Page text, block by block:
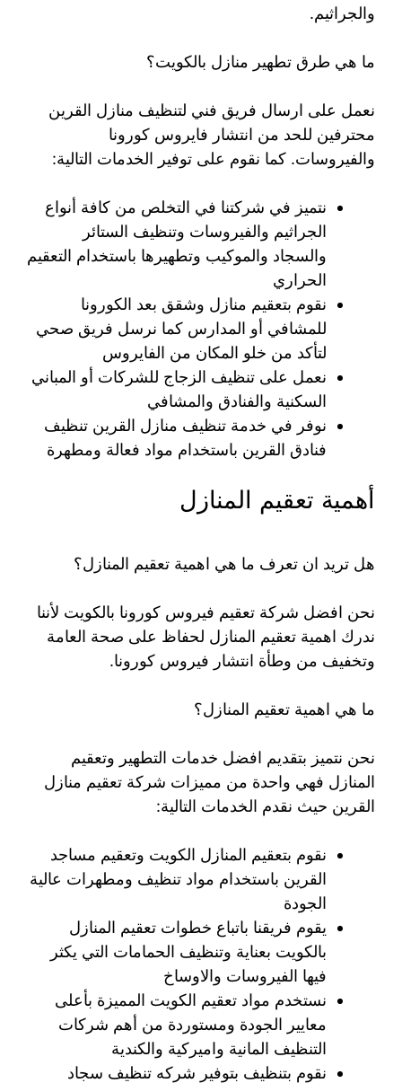
والجراثيم.
ما هي طرق تطهير منازل بالكويت؟
نعمل على ارسال فريق فني لتنظيف منازل القرين
محترفين للحد من انتشار فايروس كورونا
والفيروسات. كما نقوم على توفير الخدمات التالية:
نتميز في شركتنا في التخلص من كافة أنواع
الجراثيم والفيروسات وتنظيف الستائر
والسجاد والموكيب وتطهيرها باستخدام التعقيم
الحراري
نقوم بتعقيم منازل وشقق بعد الكورونا
للمشافي أو المدارس كما نرسل فريق صحي
لتأكد من خلو المكان من الفايروس
نعمل على تنظيف الزجاج للشركات أو المباني
السكنية والفنادق والمشافي
نوفر في خدمة تنظيف منازل القرين تنظيف
فنادق القرين باستخدام مواد فعالة ومطهرة
أهمية تعقيم المنازل
هل تريد ان تعرف ما هي اهمية تعقيم المنازل؟
نحن افضل شركة تعقيم فيروس كورونا بالكويت لأننا
ندرك اهمية تعقيم المنازل لحفاظ على صحة العامة
وتخفيف من وطأة انتشار فيروس كورونا.
ما هي اهمية تعقيم المنازل؟
نحن نتميز بتقديم افضل خدمات التطهير وتعقيم
المنازل فهي واحدة من مميزات شركة تعقيم منازل
القرين حيث نقدم الخدمات التالية:
نقوم بتعقيم المنازل الكويت وتعقيم مساجد
القرين باستخدام مواد تنظيف ومطهرات عالية
الجودة
يقوم فريقنا باتباع خطوات تعقيم المنازل
بالكويت بعناية وتنظيف الحمامات التي يكثر
فيها الفيروسات والاوساخ
نستخدم مواد تعقيم الكويت المميزة بأعلى
معايير الجودة ومستوردة من أهم شركات
التنظيف المانية واميركية والكندية
نقوم بتنظيف بتوفير شركه تنظيف سجاد